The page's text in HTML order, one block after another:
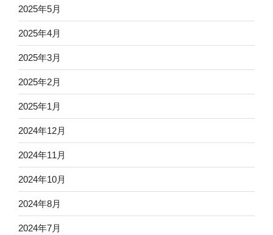
2025年5月
2025年4月
2025年3月
2025年2月
2025年1月
2024年12月
2024年11月
2024年10月
2024年8月
2024年7月